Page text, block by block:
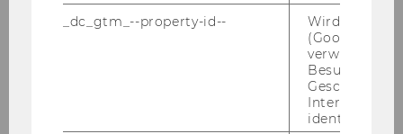
_dc_gtm_--property-id--
Wird von
(Google Tag
verwendet,
Besucher
Geschlecht
Interessen zu
identifizieren.